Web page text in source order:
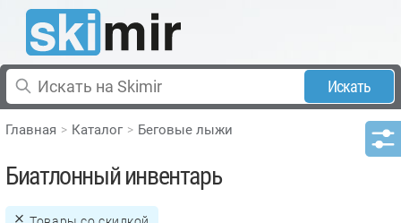
Искать
Главная Каталог Беговые лыжи
Биатлонный инвентарь